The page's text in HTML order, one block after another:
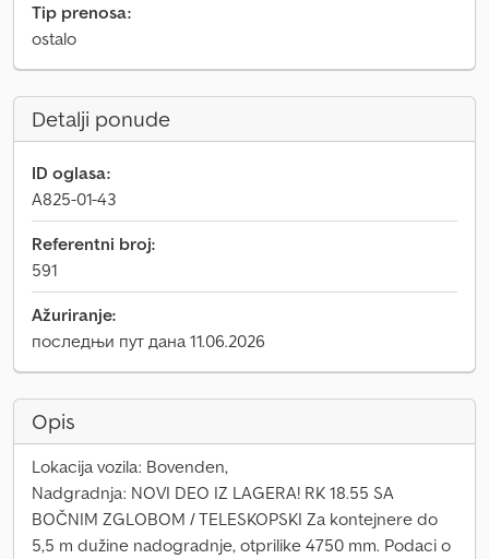
Tip prenosa:
ostalo
Detalji ponude
ID oglasa:
A825-01-43
Referentni broj:
591
Ažuriranje:
последњи пут дана 11.06.2026
Opis
Lokacija vozila: Bovenden,
Nadgradnja: NOVI DEO IZ LAGERA! RK 18.55 SA
BOČNIM ZGLOBOM / TELESKOPSKI Za kontejnere do
5,5 m dužine nadogradnje, otprilike 4750 mm. Podaci o